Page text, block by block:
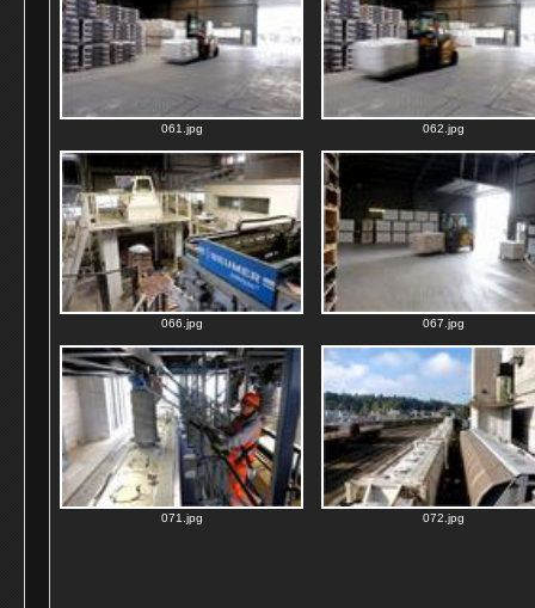
061.jpg 062.jpg
066.jpg 067.jpg
071.jpg 072.jpg